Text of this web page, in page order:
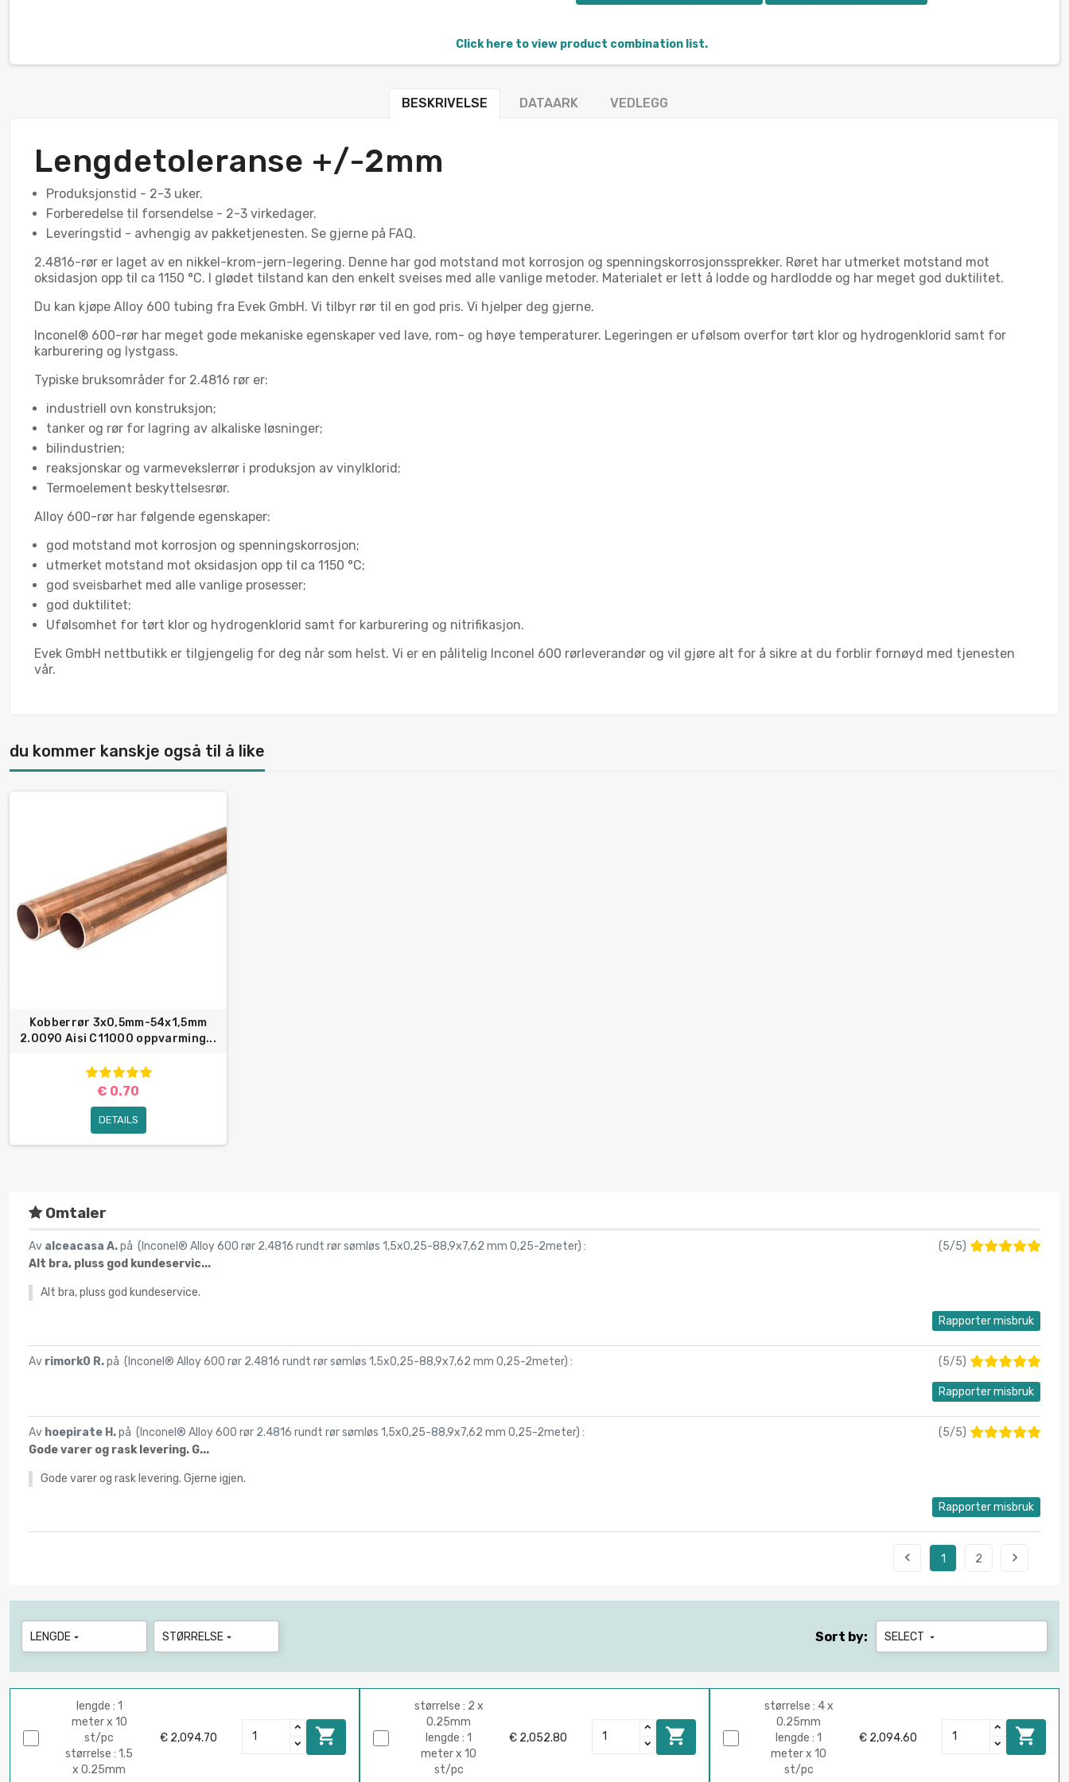
Click here to view product combination list.
BESKRIVELSE DATAARK VEDLEGG
Lengdetoleranse +/-2mm
Produksjonstid - 2-3 uker.
Forberedelse til forsendelse - 2-3 virkedager.
Leveringstid - avhengig av pakketjenesten. Se gjerne på FAQ.
2.4816-rør er laget av en nikkel-krom-jern-legering. Denne har god motstand mot korrosjon og spenningskorrosjonssprekker. Røret har utmerket motstand mot
oksidasjon opp til ca 1150 °C. I glødet tilstand kan den enkelt sveises med alle vanlige metoder. Materialet er lett å lodde og hardlodde og har meget god duktilitet.
Du kan kjøpe Alloy 600 tubing fra Evek GmbH. Vi tilbyr rør til en god pris. Vi hjelper deg gjerne.
Inconel® 600-rør har meget gode mekaniske egenskaper ved lave, rom- og høye temperaturer. Legeringen er ufølsom overfor tørt klor og hydrogenklorid samt for
karburering og lystgass.
Typiske bruksområder for 2.4816 rør er:
industriell ovn konstruksjon;
tanker og rør for lagring av alkaliske løsninger;
bilindustrien;
reaksjonskar og varmevekslerrør i produksjon av vinylklorid;
Termoelement beskyttelsesrør.
Alloy 600-rør har følgende egenskaper:
god motstand mot korrosjon og spenningskorrosjon;
utmerket motstand mot oksidasjon opp til ca 1150 °C;
god sveisbarhet med alle vanlige prosesser;
god duktilitet;
Ufølsomhet for tørt klor og hydrogenklorid samt for karburering og nitrifikasjon.
Evek GmbH nettbutikk er tilgjengelig for deg når som helst. Vi er en pålitelig Inconel 600 rørleverandør og vil gjøre alt for å sikre at du forblir fornøyd med tjenesten
vår.
du kommer kanskje også til å like
Kobberrør 3x0,5mm-54x1,5mm
2.0090 Aisi C11000 oppvarming...
€ 0.70
DETAILS
Omtaler
Av alceacasa A.på ( Inconel® Alloy 600 rør 2.4816 rundt rør sømløs 1,5x0,25-88,9x7,62 mm 0,25-2meter) : (5/5)
Alt bra, pluss god kundeservic...
Alt bra, pluss god kundeservice.
Rapporter misbruk
Av rimork0 R.på ( Inconel® Alloy 600 rør 2.4816 rundt rør sømløs 1,5x0,25-88,9x7,62 mm 0,25-2meter) : (5/5)
Rapporter misbruk
Av hoepirate H.på ( Inconel® Alloy 600 rør 2.4816 rundt rør sømløs 1,5x0,25-88,9x7,62 mm 0,25-2meter) : (5/5)
Gode varer og rask levering. G...
Gode varer og rask levering. Gjerne igjen.
Rapporter misbruk
 1 2 
LENGDE  STØRRELSE  Sort by: SELECT 
lengde : 1
meter x 10
st/pc
størrelse : 1.5
x 0.25mm
€ 2,094.70 
størrelse : 2 x
0.25mm
lengde : 1
meter x 10
st/pc
€ 2,052.80 
størrelse : 4 x
0.25mm
lengde : 1
meter x 10
st/pc
€ 2,094.60 